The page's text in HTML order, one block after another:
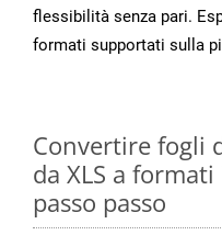
flessibilità senza pari.
formati supportati sulla
Convertire fogli
da XLS a
passo passo